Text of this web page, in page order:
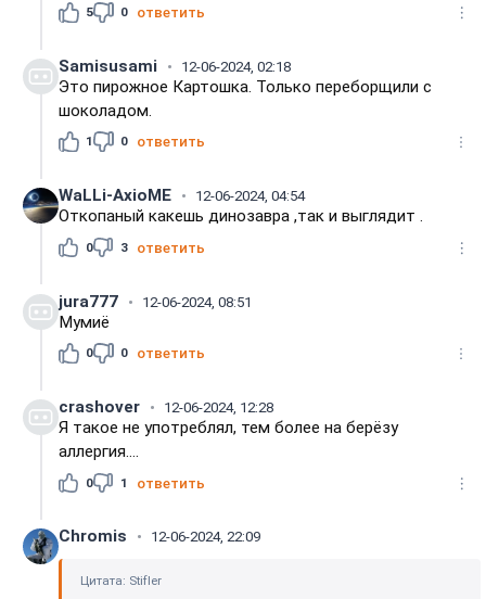
5 0 ответить
Samisusami 12-06-2024, 02:18
Это пирожное Картошка. Только переборщили с
шоколадом.
1 0 ответить
WaLLi-АxioME 12-06-2024, 04:54
Откопаный какешь динозавра ,так и выглядит .
0 3 ответить
jura777 12-06-2024, 08:51
Мумиё
0 0 ответить
crashover 12-06-2024, 12:28
Я такое не употреблял, тем более на берёзу
аллергия....
0 1 ответить
Chromis 12-06-2024, 22:09
Цитата: Stifler